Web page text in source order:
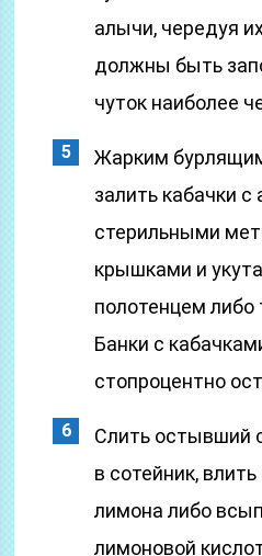
алычи, чередуя
должны быть
чуток наиболее
Жарким
залить кабачки
стерильными
крышками и
полотенцем
Банки с
стопроцентно
Слить остывший
в сотейник,
лимона либо
лимоновой